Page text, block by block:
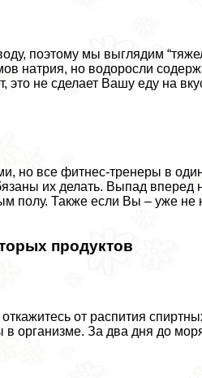
поэтому мы выглядим
натрия, но водоросли
это не сделает Вашу еду на
но все фитнес-тренеры в
их делать. Выпад вперед
полу. Также если Вы – уже
продуктов
от распития
в организме. За два дня до